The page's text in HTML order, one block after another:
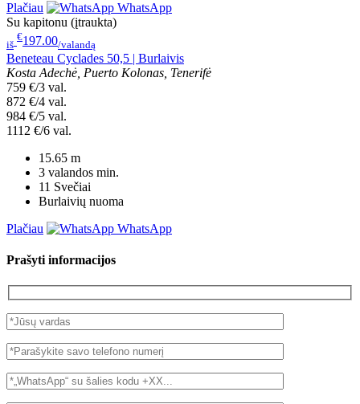
Plačiau
WhatsApp
Su kapitonu (įtraukta)
iš
€197.00/valandą
Beneteau Cyclades 50,5 | Burlaivis
Kosta Adechė, Puerto Kolonas, Tenerifė
759 €/3 val.
872 €/4 val.
984 €/5 val.
1112 €/6 val.
15.65 m
3 valandos min.
11 Svečiai
Burlaivių nuoma
Plačiau
WhatsApp
Prašyti informacijos